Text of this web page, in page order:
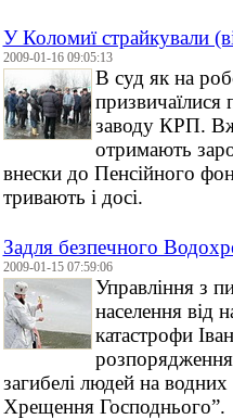
У Коломиї страйкували
2009-01-16 09:05:13
В суд як на
призвичаїлися
заводу КРП.
отримають
внески до Пенсійного
тривають і досі.
Задля безпечного
2009-01-15 07:59:06
Управління з
населення від
катастрофи
загибелі людей на водних
Хрещення Господнього”.